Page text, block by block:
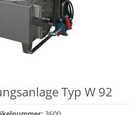
Typ W 92